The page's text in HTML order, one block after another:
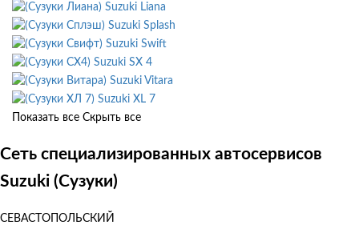
Suzuki Liana
Suzuki Splash
Suzuki Swift
Suzuki SX 4
Suzuki Vitara
Suzuki XL 7
Показать все Скрыть все
Сеть специализированных автосервисов
Suzuki (Сузуки)
СЕВАСТОПОЛЬСКИЙ